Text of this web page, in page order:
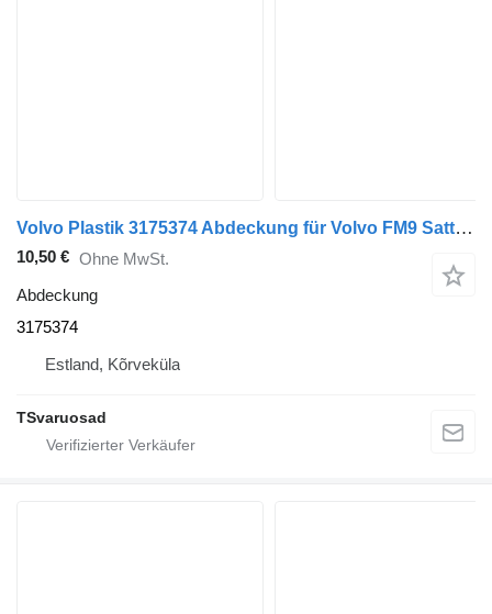
Volvo Plastik 3175374 Abdeckung für Volvo FM9 Sattelzugmaschine
10,50 € Ohne MwSt.
Abdeckung
3175374
Estland, Kõrveküla
TSvaruosad